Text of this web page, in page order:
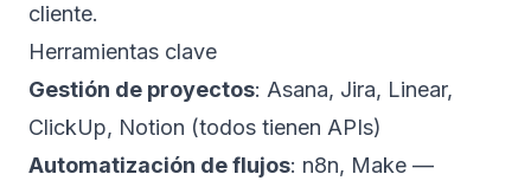
cliente.
Herramientas clave
Gestión de proyectos: Asana, Jira, Linear,
ClickUp, Notion (todos tienen APIs)
Automatización de flujos: n8n, Make —